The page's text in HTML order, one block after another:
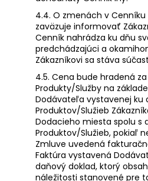
4.4. O zmenách v
zaväzuje informovať
Cenník nahrádza ku dňu
predchádzajúci a
Zákazníkovi sa stáva
4.5. Cena bude hradená
Produkty/Služby na
Dodávateľa vystavenej ku
Produktov/Služieb
Dodacieho miesta spolu s
Produktov/Služieb, pokiaľ
Zmluve uvedená
Faktúra vystavená
daňový doklad, ktorý
náležitosti stanovené pre